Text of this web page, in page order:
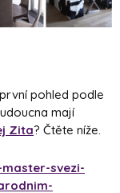
pohled podle
mají
Zita? Čtěte níže.
svezi-